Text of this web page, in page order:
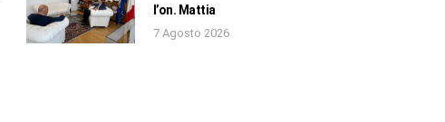
l’on. Mattia
7 Agosto 2026